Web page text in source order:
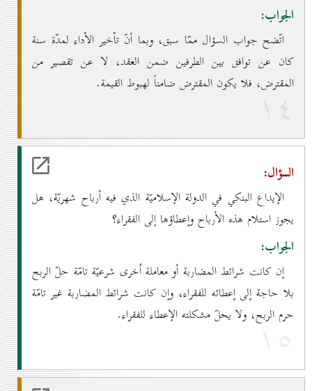
الجواب:
اتّضح جواب السؤال ممّا سبق، وبما أنّ تأخير الأداء لمدّة سنة
كان عن توافق بين الطرفين ضمن العقد، لا عن تقصير من
المقترض، فلا يكون المقترض ضامناً لهبوط القيمة.
۱٤
السؤال:
الإيداع البنكي في الدولة الإسلاميّة الذي فيه أرباح شهريّة، هل
يجوز استلام هذه الأرباح وإعطاؤها إلى الفقراء؟
الجواب:
إن كانت شرائط المضاربة أو معاملة اُخرى شرعيّة تامّة حلّ الربح
بلا حاجة إلى إعطائه للفقراء، وإن كانت شرائط المضاربة غير تامّة
حرم الربح، ولا يحلّ مشكلته الإعطاء للفقراء.
۱٥